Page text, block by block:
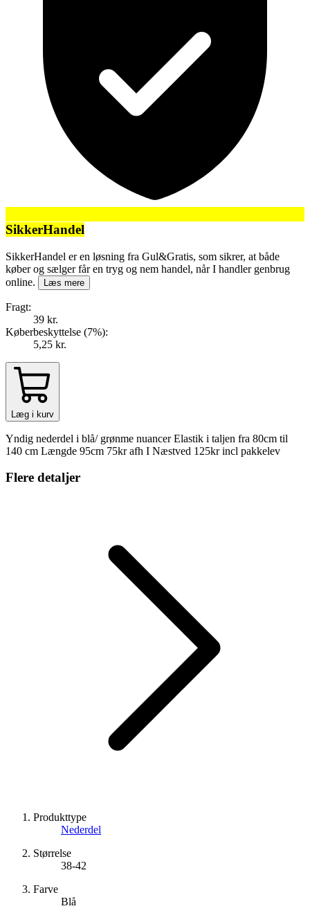
SikkerHandel
SikkerHandel er en løsning fra Gul&Gratis, som sikrer, at både
køber og sælger får en tryg og nem handel, når I handler genbrug
online.
Læs mere
Fragt:
39 kr.
Køberbeskyttelse (7%):
5,25 kr.
Læg i kurv
Yndig nederdel i blå/ grønme nuancer Elastik i taljen fra 80cm til
140 cm Længde 95cm 75kr afh I Næstved 125kr incl pakkelev
Flere detaljer
Produkttype
Nederdel
Størrelse
38-42
Farve
Blå